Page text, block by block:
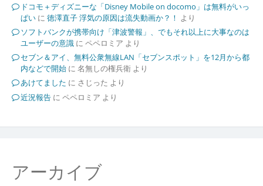
ドコモ＋ディズニーな「Disney Mobile on docomo」は無料がいっ
ぱいに 徳澤直子 浮気の原因は流失動画か？！ より
ソフトバンクが携帯向け「津波警報」、でもそれ以上に大事なのは
ユーザーの意識に ペペロミア より
セブン＆アイ、無料公衆無線LAN「セブンスポット」を12月から都
内などで開始に 名無しの権兵衛より
あけてました に さじった より
近況報告に ペペロミア より
アーカイブ